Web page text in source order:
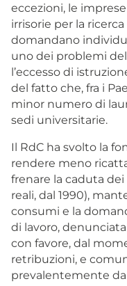
eccezioni, le
irrisorie per la
domandano
uno dei problemi
l’eccesso di
del fatto che, fra i
minor numero di
sedi universitarie.
Il RdC ha svolto la
rendere meno
frenare la caduta dei
reali, dal 1990),
consumi e la
di lavoro,
con favore, dal
retribuzioni, e
prevalentemente